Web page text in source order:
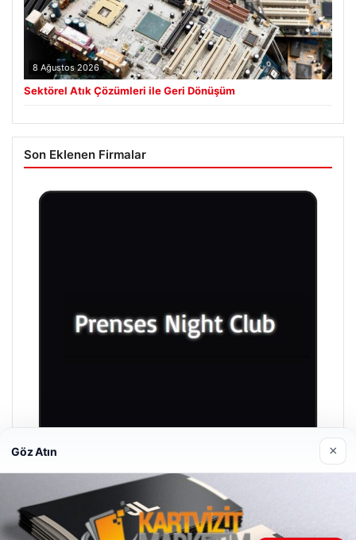
8 Ağustos 2026
Sektörel Atık Çözümleri ile Geri Dönüşüm
Son Eklenen Firmalar
Prenses Night Club
29 Nisan 2026
Göz Atın ×